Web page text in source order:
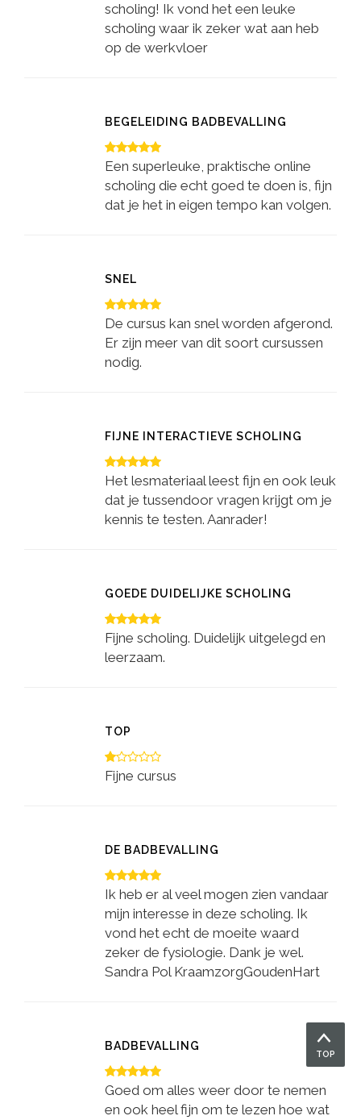
scholing! Ik vond het een leuke
scholing waar ik zeker wat aan heb
op de werkvloer
BEGELEIDING BADBEVALLING
Een superleuke, praktische online
scholing die echt goed te doen is, fijn
dat je het in eigen tempo kan volgen.
SNEL
De cursus kan snel worden afgerond.
Er zijn meer van dit soort cursussen
nodig.
FIJNE INTERACTIEVE SCHOLING
Het lesmateriaal leest fijn en ook leuk
dat je tussendoor vragen krijgt om je
kennis te testen. Aanrader!
GOEDE DUIDELIJKE SCHOLING
Fijne scholing. Duidelijk uitgelegd en
leerzaam.
TOP
Fijne cursus
DE BADBEVALLING
Ik heb er al veel mogen zien vandaar
mijn interesse in deze scholing. Ik
vond het echt de moeite waard
zeker de fysiologie. Dank je wel.
Sandra Pol KraamzorgGoudenHart
BADBEVALLING
Goed om alles weer door te nemen
en ook heel fijn om te lezen hoe wat
TOP